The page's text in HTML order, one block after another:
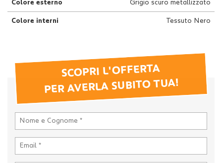
Colore esterno Grigio scuro metallizzato
Colore interni Tessuto Nero
SCOPRI L'OFFERTA
PER AVERLA SUBITO TUA!